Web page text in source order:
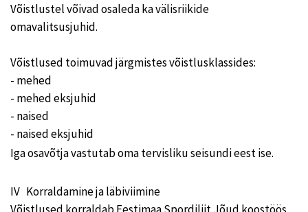
Võistlustel võivad osaleda ka välisriikide
omavalitsusjuhid.
Võistlused toimuvad järgmistes võistlusklassides:
- mehed
- mehed eksjuhid
- naised
- naised eksjuhid
Iga osavõtja vastutab oma tervisliku seisundi eest ise.
IV Korraldamine ja läbiviimine